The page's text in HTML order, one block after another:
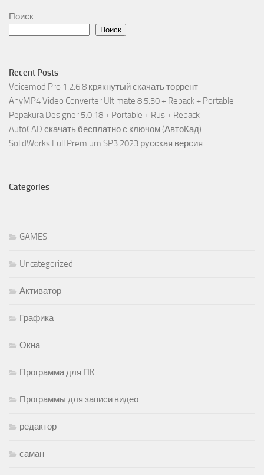
Поиск
Поиск
Recent Posts
Voicemod Pro 1.2.6.8 крякнутый скачать торрент
AnyMP4 Video Converter Ultimate 8.5.30 + Repack + Portable
Pepakura Designer 5.0.18 + Portable + Rus + Repack
AutoCAD скачать бесплатно с ключом (АвтоКад)
SolidWorks Full Premium SP3 2023 русская версия
Categories
GAMES
Uncategorized
Активатор
Графика
Окна
Программа для ПК
Программы для записи видео
редактор
саман